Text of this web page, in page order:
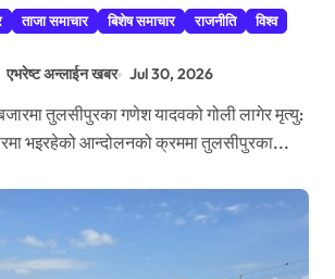
ताजा समाचार बिशेष समाचार राजनीति विश्व
एभरेष्ट अन्लाईन खबर Jul 30, 2026
भइरहेको आन्दोलनको क्रममा तुलसीपुरका...